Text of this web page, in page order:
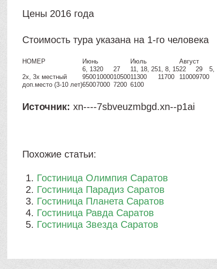
Цены 2016 года
Стоимость тура указана на 1-го человека
НОМЕР Июнь Июль
Август
6, 1320 27 11, 18, 251, 8, 1522 29
5,
2х, 3х местный
9500100001050011300 11700 110009700
доп.место (3-10 лет)65007000 7200 6100
Источник: xn----7sbveuzmbgd.xn--p1ai
Похожие статьи:
Гостиница Олимпия Саратов
Гостиница Парадиз Саратов
Гостиница Планета Саратов
Гостиница Равда Саратов
Гостиница Звезда Саратов